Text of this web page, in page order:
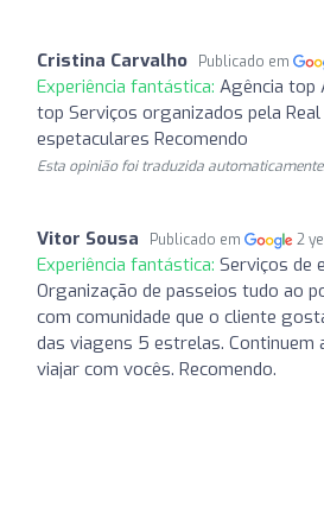
Cristina Carvalho Publicado em
Experiência fantástica: Agência
top Serviços organizados pela
espetaculares Recomendo
Esta opinião foi traduzida
Vitor Sousa Publicado em 2
Experiência fantástica: Serviços de
Organização de passeios tudo ao
com comunidade que o cliente
das viagens 5 estrelas. Continuem
viajar com vocês. Recomendo.